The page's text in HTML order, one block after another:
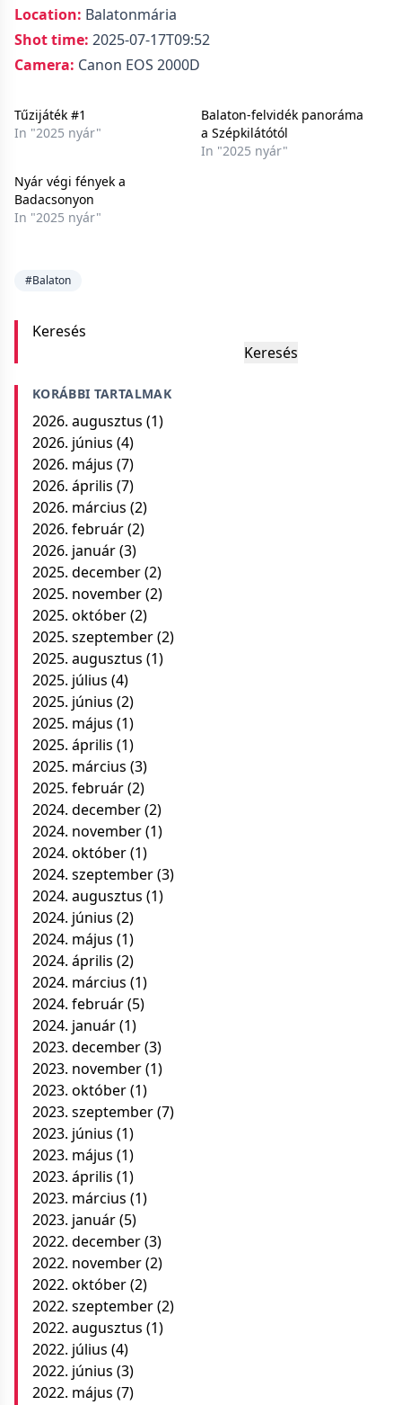
Location: Balatonmária
Shot time: 2025-07-17T09:52
Camera: Canon EOS 2000D
Tűzijáték #1
In "2025 nyár"
Balaton-felvidék panoráma
a Szépkilátótól
In "2025 nyár"
Nyár végi fények a
Badacsonyon
In "2025 nyár"
#Balaton
Keresés
Keresés
KORÁBBI TARTALMAK
2026. augusztus (1)
2026. június (4)
2026. május (7)
2026. április (7)
2026. március (2)
2026. február(2)
2026. január(3)
2025. december(2)
2025. november(2)
2025. október(2)
2025. szeptember(2)
2025. augusztus (1)
2025. július (4)
2025. június (2)
2025. május (1)
2025. április (1)
2025. március (3)
2025. február(2)
2024. december(2)
2024. november(1)
2024. október(1)
2024. szeptember(3)
2024. augusztus (1)
2024. június (2)
2024. május (1)
2024. április (2)
2024. március (1)
2024. február(5)
2024. január(1)
2023. december(3)
2023. november(1)
2023. október(1)
2023. szeptember(7)
2023. június (1)
2023. május (1)
2023. április (1)
2023. március (1)
2023. január(5)
2022. december(3)
2022. november(2)
2022. október(2)
2022. szeptember(2)
2022. augusztus (1)
2022. július (4)
2022. június (3)
2022. május (7)